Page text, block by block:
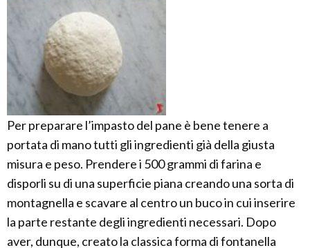
Per preparare l’impasto del pane è bene tenere a
portata di mano tutti gli ingredienti già della giusta
misura e peso. Prendere i 500 grammi di farina e
disporli su di una superficie piana creando una sorta di
montagnella e scavare al centro un buco in cui inserire
la parte restante degli ingredienti necessari. Dopo
aver, dunque, creato la classica forma di fontanella